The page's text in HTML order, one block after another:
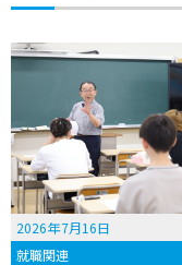
2026年7月16日
就職関連